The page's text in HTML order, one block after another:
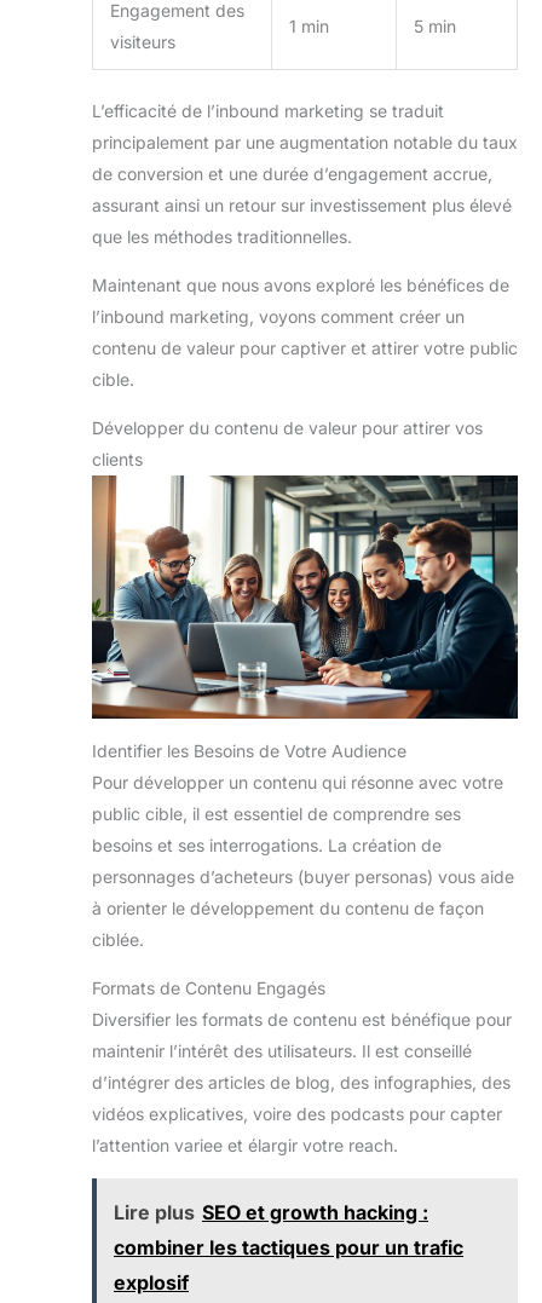
Engagement des
visiteurs
1 min 5 min
L’efficacité de l’inbound marketing se traduit
principalement par une augmentation notable du taux
de conversion et une durée d’engagement accrue,
assurant ainsi un retour sur investissement plus élevé
que les méthodes traditionnelles.
Maintenant que nous avons exploré les bénéfices de
l’inbound marketing, voyons comment créer un
contenu de valeur pour captiver et attirer votre public
cible.
Développer du contenu de valeur pour attirer vos
clients
Identifier les Besoins de Votre Audience
Pour développer un contenu qui résonne avec votre
public cible, il est essentiel de comprendre ses
besoins et ses interrogations. La création de
personnages d’acheteurs (buyer personas) vous aide
à orienter le développement du contenu de façon
ciblée.
Formats de Contenu Engagés
Diversifier les formats de contenu est bénéfique pour
maintenir l’intérêt des utilisateurs. Il est conseillé
d’intégrer des articles de blog, des infographies, des
vidéos explicatives, voire des podcasts pour capter
l’attention variee et élargir votre reach.
Lire plus SEO et growth hacking :
combiner les tactiques pour un trafic
explosif